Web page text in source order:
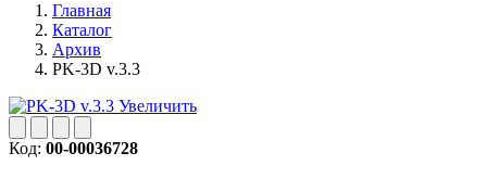
Главная
Каталог
Архив
PK-3D v.3.3
Увеличить
Код: 00-00036728